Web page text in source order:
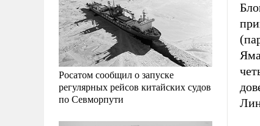
Росатом сообщил о запуске
регулярных рейсов китайских судов
по Севморпути